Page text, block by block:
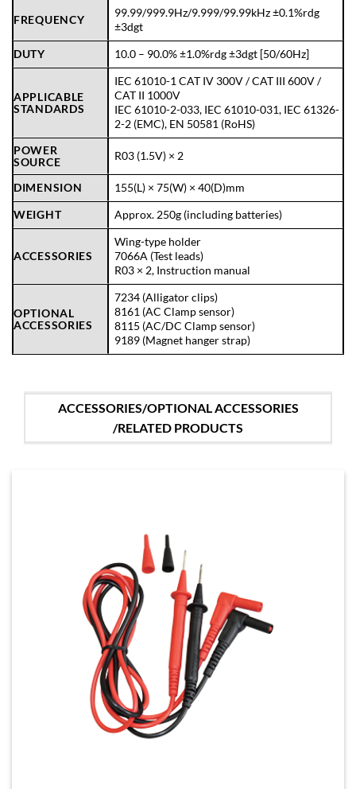
FREQUENCY
99.99/999.9Hz/9.999/99.99kHz ±0.1%rdg
±3dgt
DUTY
10.0 – 90.0% ±1.0%rdg ±3dgt [50/60Hz]
APPLICABLE
STANDARDS
IEC 61010-1 CAT IV 300V / CAT III 600V /
CAT II 1000V
IEC 61010-2-033, IEC 61010-031, IEC 61326-
2-2 (EMC), EN 50581 (RoHS)
POWER
SOURCE
R03 (1.5V) × 2
DIMENSION
155(L) × 75(W) × 40(D)mm
WEIGHT
Approx. 250g (including batteries)
ACCESSORIES
Wing-type holder
7066A (Test leads)
R03 × 2, Instruction manual
OPTIONAL
ACCESSORIES
7234 (Alligator clips)
8161 (AC Clamp sensor)
8115 (AC/DC Clamp sensor)
9189 (Magnet hanger strap)
ACCESSORIES/OPTIONAL ACCESSORIES
/RELATED PRODUCTS